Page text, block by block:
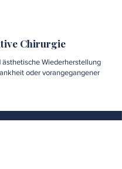
Chirurgie
Wiederherstellung
oder vorangegangener